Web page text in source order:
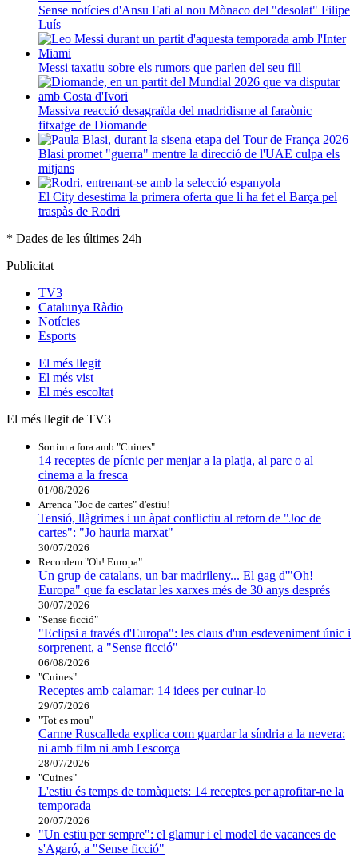
Sense notícies d'Ansu Fati al nou Mònaco del "desolat" Filipe
Luís
Messi taxatiu sobre els rumors que parlen del seu fill
Massiva reacció desagraïda del madridisme al faraònic
fitxatge de Diomande
Blasi promet "guerra" mentre la direcció de l'UAE culpa els
mitjans
El City desestima la primera oferta que li ha fet el Barça pel
traspàs de Rodri
* Dades de les últimes 24h
Publicitat
TV3
Catalunya Ràdio
Notícies
Esports
El més llegit
El més vist
El més escoltat
El més llegit de TV3
Sortim a fora amb "Cuines"
14 receptes de pícnic per menjar a la platja, al parc o al
cinema a la fresca
01/08/2026
Arrenca "Joc de cartes" d'estiu!
Tensió, llàgrimes i un àpat conflictiu al retorn de "Joc de
cartes": "Jo hauria marxat"
30/07/2026
Recordem "Oh! Europa"
Un grup de catalans, un bar madrileny... El gag d'"Oh!
Europa" que fa esclatar les xarxes més de 30 anys després
30/07/2026
"Sense ficció"
"Eclipsi a través d'Europa": les claus d'un esdeveniment únic i
sorprenent, a "Sense ficció"
06/08/2026
"Cuines"
Receptes amb calamar: 14 idees per cuinar-lo
29/07/2026
"Tot es mou"
Carme Ruscalleda explica com guardar la síndria a la nevera:
ni amb film ni amb l'escorça
28/07/2026
"Cuines"
L'estiu és temps de tomàquets: 14 receptes per aprofitar-ne la
temporada
20/07/2026
"Un estiu per sempre": el glamur i el model de vacances de
s'Agaró, a "Sense ficció"